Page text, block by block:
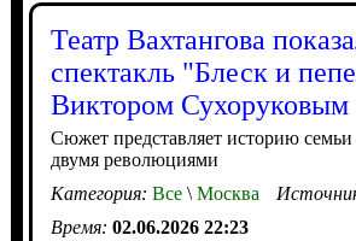
Театр Вахтангова
спектакль "Блеск и
Виктором Сухоруковым
Сюжет представляет историю
двумя революциями
Категория: Все\Москва
Время: 02.06.2026 22:23